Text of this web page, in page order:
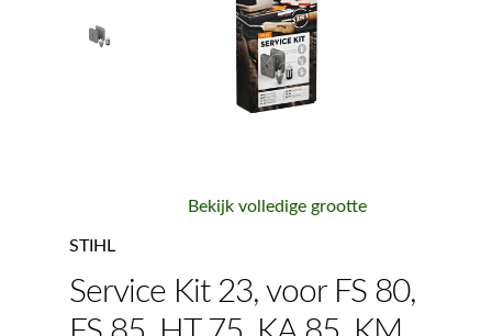
Contact
Bekijk volledige grootte
STIHL
Service Kit 23, voor FS 80,